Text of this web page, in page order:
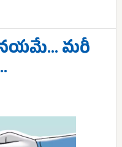
నయమే… మరీ